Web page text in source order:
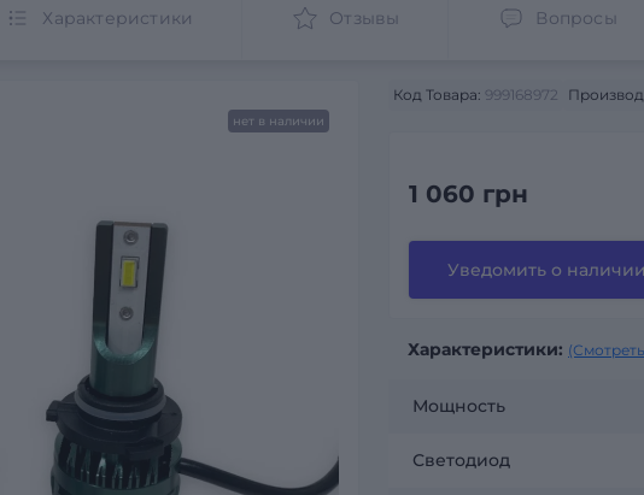
Характеристики Отзывы Вопросы
нет в наличии
Код Товара: 999168972
1 060 грн
Уведомить о
Характеристики:
Мощность
Светодиод